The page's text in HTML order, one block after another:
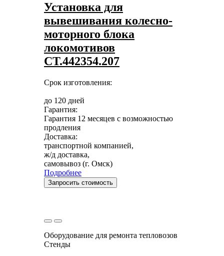
Установка для
вывешивания колесно-
моторного блока
локомотивов
СТ.442354.207
Срок изготовления:
до 120 дней
Гарантия:
Гарантия 12 месяцев с возможностью
продления
Доставка:
транспортной компанией,
ж/д доставка,
самовывоз (г. Омск)
Подробнее
Запросить стоимость
Оборудование для ремонта тепловозов
Стенды